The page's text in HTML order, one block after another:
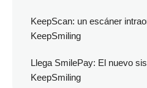
KeepScan: un escáner
KeepSmiling
Llega SmilePay: El nuevo
KeepSmiling